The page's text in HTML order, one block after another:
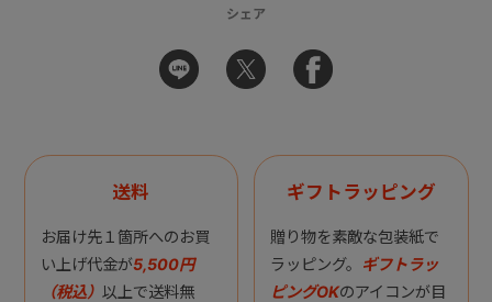
シェア
送料
お届け先１箇所へのお買
い上げ代金が5,500円
（税込） 以上で送料無
ギフトラッピング
贈り物を素敵な包装紙で
ラッピング。 ギフトラッ
ピングOKのアイコンが目